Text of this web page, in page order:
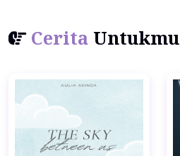
Cerita Untukmu